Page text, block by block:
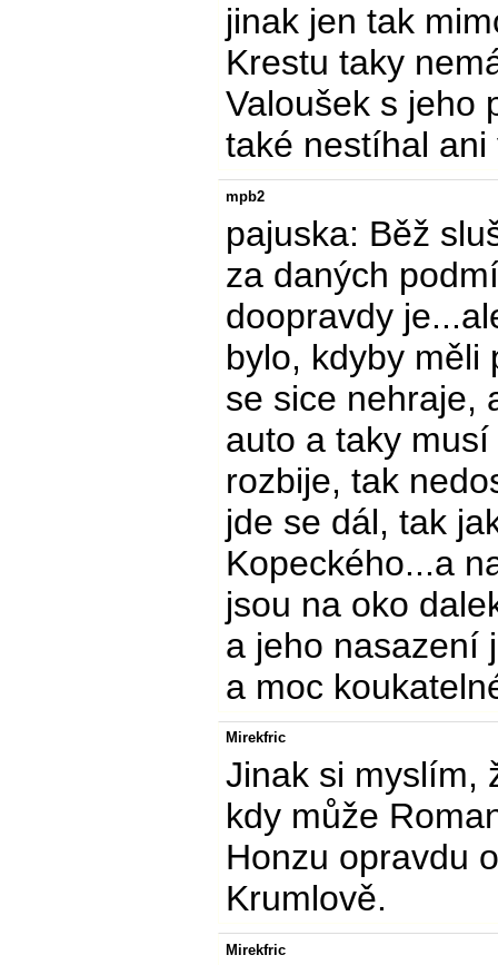
jinak jen tak
Krestu taky
Valoušek s jeho
také nestíhal ani
mpb2
pajuska: Běž
za daných
doopravdy
bylo, kdyby měli
se sice nehraje,
auto a taky
rozbije, tak
jde se dál, tak
Kopeckého...a
jsou na oko
a jeho nasazení
a moc
Mirekfric
Jinak si myslím,
kdy může
Honzu opravdu
Krumlově.
Mirekfric